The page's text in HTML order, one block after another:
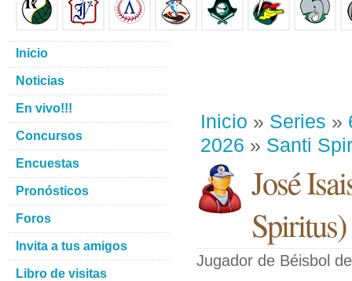
Inicio » Series »
2026 » Santi
José
Spiritus)
Jugador de Béisbol
Inicio
Noticias
En vivo!!!
Concursos
Encuestas
Pronósticos
Foros
Invita a tus amigos
Libro de visitas